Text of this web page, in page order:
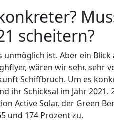
scheitern?
ist. Aber ein
wären wir sehr, sehr
Schiffbruch. Um es
ihr Schicksal im Jahr
Active Solar, der Green
und 174 Prozent zu.